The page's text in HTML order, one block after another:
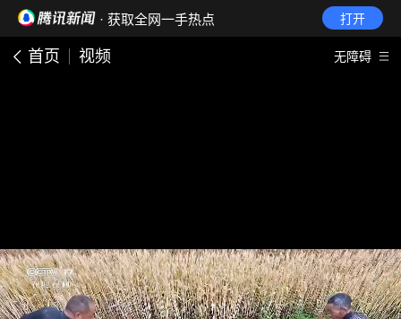
· 获取全网一手热点 打开
首页 视频 无障碍